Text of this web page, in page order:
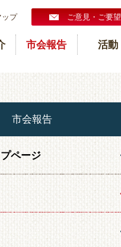
ップ ご意見・ご要望
市会報告 活動
市会報告
ページ